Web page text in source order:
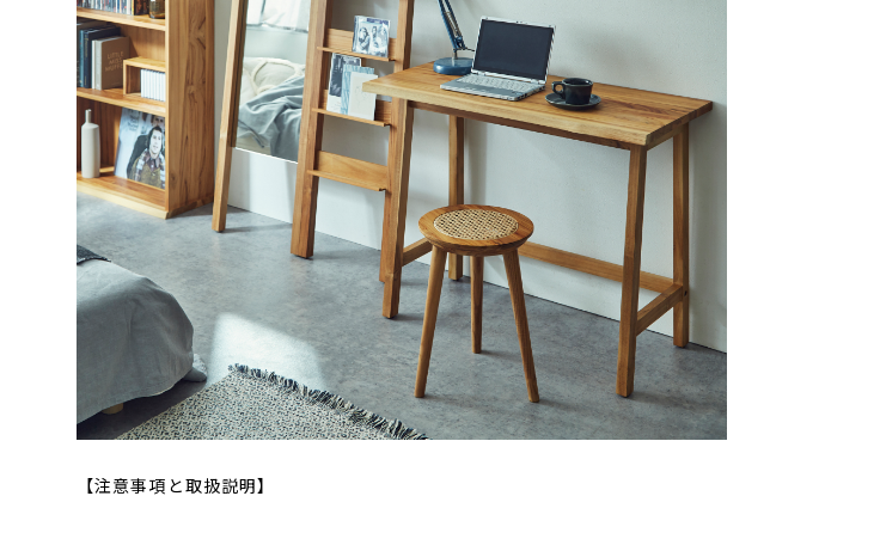
【注意事項と取扱説明】